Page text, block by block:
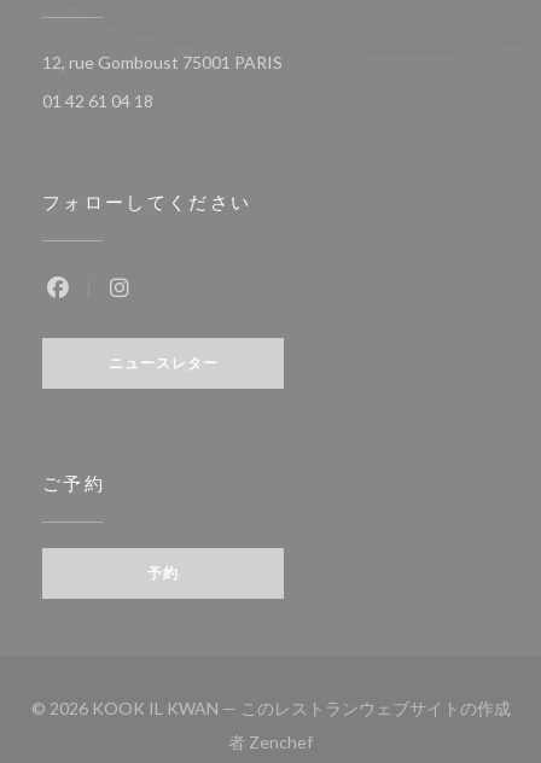
12, rue Gomboust 75001 PARIS
01 42 61 04 18
フォローしてください
ニュースレター
ご予約
予約
© 2026 KOOK IL KWAN — このレストランウェブサイトの作成
者 Zenchef((新しいウィンドウで開きま